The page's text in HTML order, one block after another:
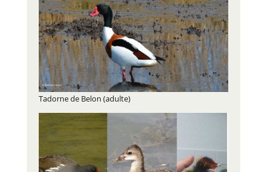
Tadorne de Belon (adulte)